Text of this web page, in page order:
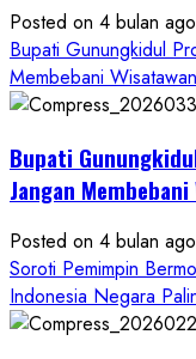
Ketum
PWRI
RI
Minta
Resmi
Posted on 4 bulan ago
Bupati Gunungkidul
Membebani
Bupati
Jangan
Posted on 4 bulan ago
Soroti Pemimpin
Indonesia Negara